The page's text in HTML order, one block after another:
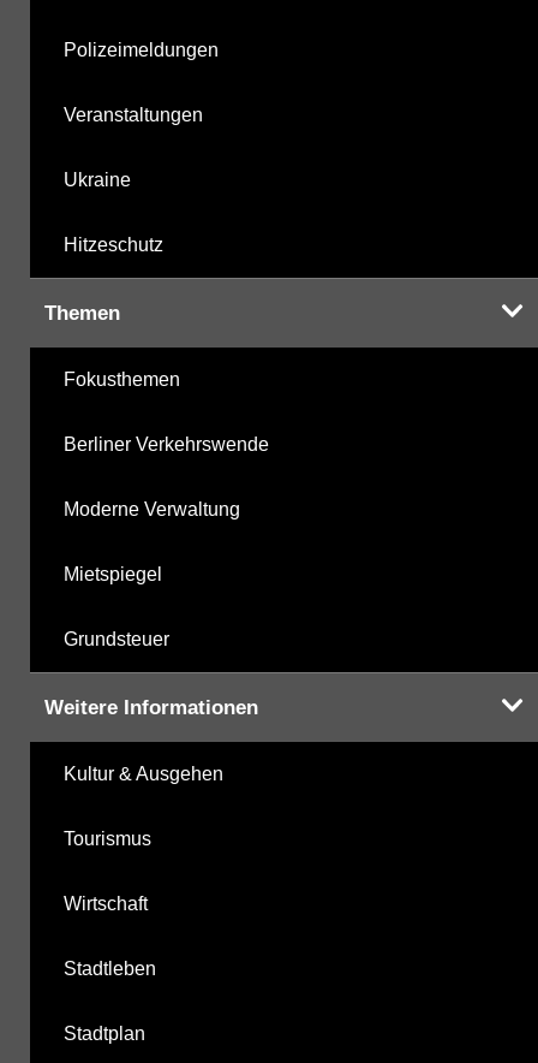
Polizeimeldungen
Veranstaltungen
Ukraine
Hitzeschutz
Themen
Fokusthemen
Berliner Verkehrswende
Moderne Verwaltung
Mietspiegel
Grundsteuer
Weitere Informationen
Kultur & Ausgehen
Tourismus
Wirtschaft
Stadtleben
Stadtplan